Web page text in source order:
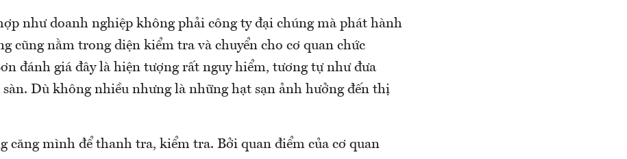
như doanh nghiệp không phải công ty đại chúng mà phát hành
cũng nằm trong diện kiểm tra và chuyển cho cơ quan chức
đánh giá đây là hiện tượng rất nguy hiểm, tương tự như đưa
sàn. Dù không nhiều nhưng là những hạt sạn ảnh hưởng đến thị
căng mình để thanh tra, kiểm tra. Bởi quan điểm của cơ quan